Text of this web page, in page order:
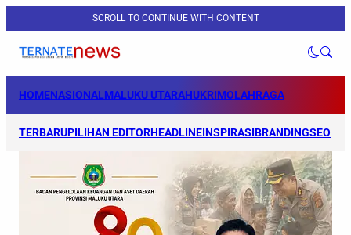
SCROLL TO CONTINUE WITH CONTENT
HOMENASIONALMALUKU UTARAHUKRIMOLAHRAGA
TERBARUPILIHAN EDITORHEADLINEINSPIRASIBRANDINGSEO